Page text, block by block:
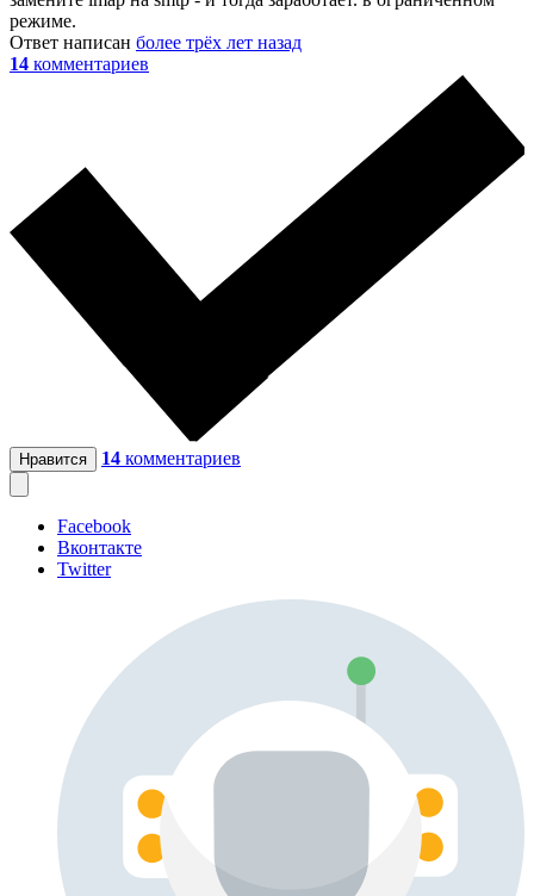
режиме.
Ответ написан более трёх лет назад
14 комментариев
Нравится 14 комментариев
Facebook
Вконтакте
Twitter